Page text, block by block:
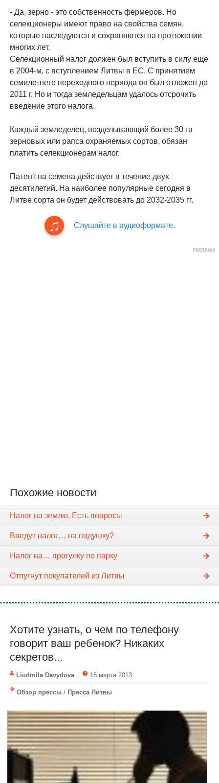
- Да, зерно - это собственность фермеров. Но
селекционеры имеют право на свойства семян,
которые наследуются и сохраняются на протяжении
многих лет.
Селекционный налог должен был вступить в силу еще
в 2004-м, с вступлением Литвы в ЕС. С принятием
семилетнего переходного периода он был отложен до
2011 г. Но и тогда земледельцам удалось отсрочить
введение этого налога.
Каждый земледелец, возделывающий более 30 га
зерновых или рапса охраняемых сортов, обязан
платить селекционерам налог.
Патент на семена действует в течение двух
десятилетий. На наиболее популярные сегодня в
Литве сорта он будет действовать до 2032-2035 гг.
Слушайте в аудиоформате.
Похожие новости
Налог на землю. Есть вопросы
Введут налог… на подушку?
Налог на… прогулку по парку
Отпугнут покупателей из Литвы
Хотите узнать, о чем по телефону
говорит ваш ребенок? Никаких
секретов...
Liudmila Davydova 16 марта 2013
Обзор прессы / Пресса Литвы